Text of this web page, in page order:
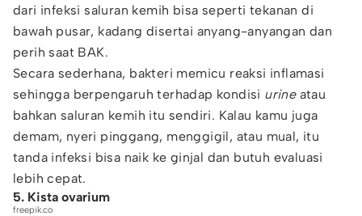
dari infeksi saluran kemih bisa seperti tekanan di
bawah pusar, kadang disertai anyang-anyangan dan
perih saat BAK.
Secara sederhana, bakteri memicu reaksi inflamasi
sehingga berpengaruh terhadap kondisi urine atau
bahkan saluran kemih itu sendiri. Kalau kamu juga
demam, nyeri pinggang, menggigil, atau mual, itu
tanda infeksi bisa naik ke ginjal dan butuh evaluasi
lebih cepat.
5. Kista ovarium
freepik.co